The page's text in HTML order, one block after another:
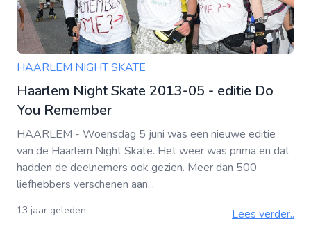
HAARLEM NIGHT SKATE
Haarlem Night Skate 2013-05 - editie Do
You Remember
HAARLEM - Woensdag 5 juni was een nieuwe editie
van de Haarlem Night Skate. Het weer was prima en dat
hadden de deelnemers ook gezien. Meer dan 500
liefhebbers verschenen aan...
13 jaar geleden Lees verder..